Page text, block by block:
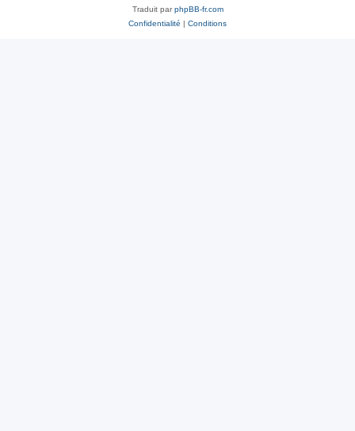
Traduit parphpBB-fr.com
Confidentialité | Conditions